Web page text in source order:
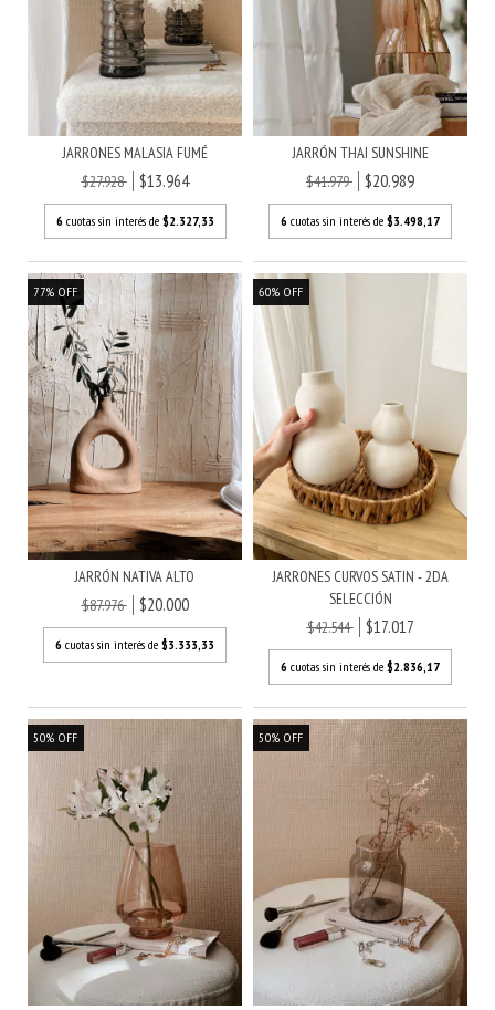
JARRONES MALASIA FUMÉ
$27.928
$13.964
6 cuotas sin interés de $2.327,33
JARRÓN THAI SUNSHINE
$41.979
$20.989
6 cuotas sin interés de $3.498,17
77% OFF
JARRÓN NATIVA ALTO
$87.976
$20.000
6 cuotas sin interés de $3.333,33
60% OFF
JARRONES CURVOS SATIN - 2DA
SELECCIÓN
$42.544
$17.017
6 cuotas sin interés de $2.836,17
50% OFF 50% OFF